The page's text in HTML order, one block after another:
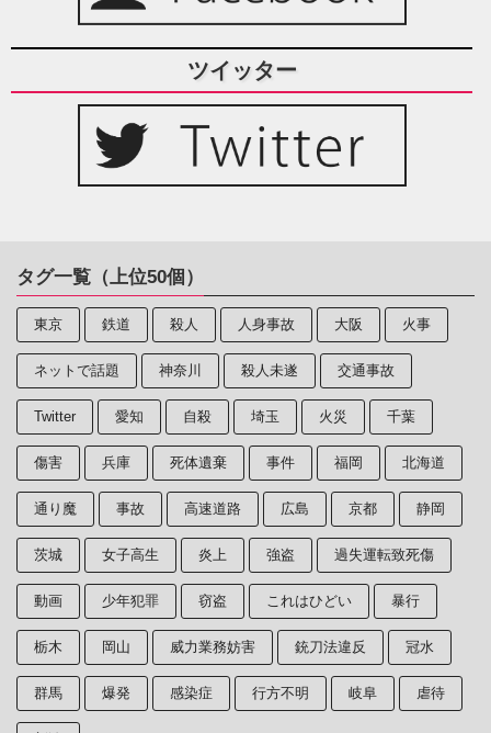
ツイッター
タグ一覧（上位50個）
東京 鉄道 殺人 人身事故 大阪 火事
ネットで話題 神奈川 殺人未遂 交通事故
Twitter 愛知 自殺 埼玉 火災 千葉
傷害 兵庫 死体遺棄 事件 福岡 北海道
通り魔 事故 高速道路 広島 京都 静岡
茨城 女子高生 炎上 強盗 過失運転致死傷
動画 少年犯罪 窃盗 これはひどい 暴行
栃木 岡山 威力業務妨害 銃刀法違反 冠水
群馬 爆発 感染症 行方不明 岐阜 虐待